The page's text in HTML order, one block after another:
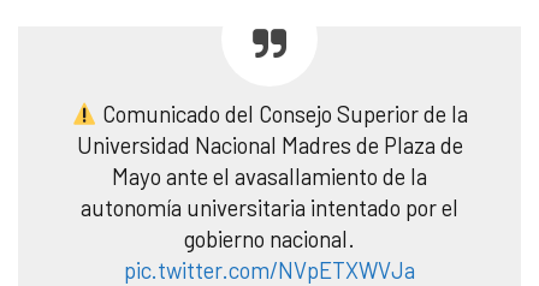
Comunicado del Consejo Superior de la
Universidad Nacional Madres de Plaza de
Mayo ante el avasallamiento de la
autonomía universitaria intentado por el
gobierno nacional.
pic.twitter.com/NVpETXWVJa